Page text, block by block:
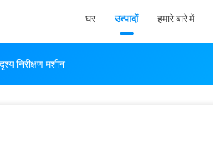
घर उत्पादों हमारे बारे में
निरीक्षण मशीन